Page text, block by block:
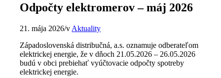
Odpočty elektromerov – máj 2026
21. mája 2026/v Aktuality
Západoslovenská distribučná, a.s. oznamuje odberateľom
elektrickej energie, že v dňoch 21.05.2026 – 26.05.2026
budú v obci prebiehať vyúčtovacie odpočty spotreby
elektrickej energie.